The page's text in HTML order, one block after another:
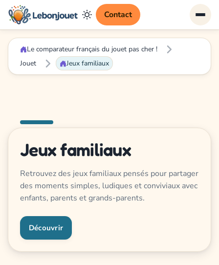
Contact
Le comparateur français du jouet pas cher !
Jouet
Jeux familiaux
Jeux familiaux
Retrouvez des jeux familiaux pensés pour partager
des moments simples, ludiques et conviviaux avec
enfants, parents et grands-parents.
Découvrir